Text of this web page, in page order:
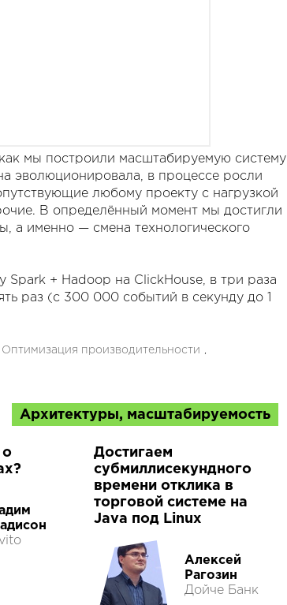
мы построили масштабируемую систему
эволюционировала, в процессе росли
любому проекту с нагрузкой
В определённый момент мы достигли
а именно — смена технологического
Spark + Hadoop на ClickHouse, в три раза
раз (с 300 000 событий в секунду до 1
Оптимизация производительности
Архитектуры, масштабируемость
о
Достигаем
субмиллисекундного
времени отклика в
торговой системе на
Java под Linux
Алексей
Рагозин
Дойче Банк